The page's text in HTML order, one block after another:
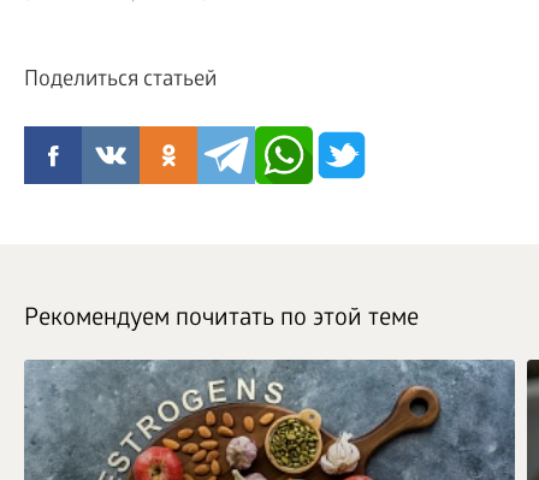
Поделиться статьей
Рекомендуем почитать по этой теме